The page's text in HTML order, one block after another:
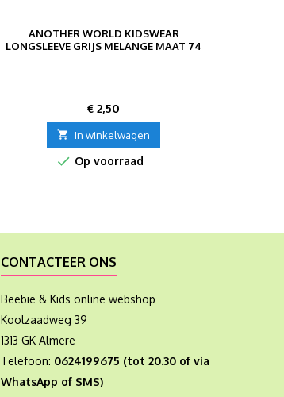
ANOTHER WORLD KIDSWEAR
LONGSLEEVE GRIJS MELANGE MAAT 74
Prijs
€ 2,50
 In winkelwagen
 Op voorraad
CONTACTEER ONS
Beebie & Kids online webshop
Koolzaadweg 39
1313 GK Almere
Telefoon: 0624199675 (tot 20.30 of via
WhatsApp of SMS)